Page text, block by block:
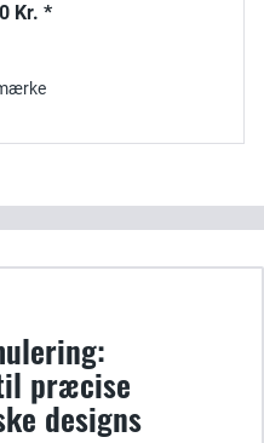
Kr. *
præcise
designs